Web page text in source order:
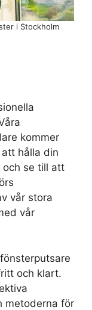
i Stockholm
kommer
hålla din
och se till att
vår stora
vår
och klart.
metoderna för